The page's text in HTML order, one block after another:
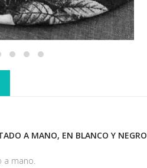
A MANO, EN BLANCO Y NEGRO
a mano.